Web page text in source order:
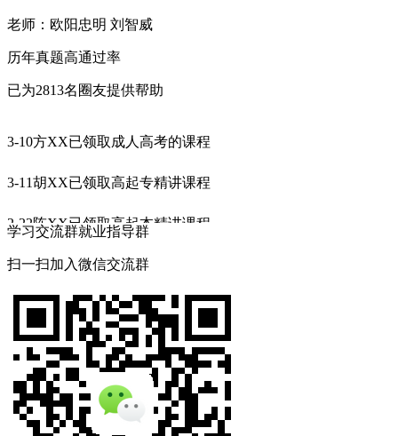
老师：欧阳忠明 刘智威
历年真题高通过率
已为2813名圈友提供帮助
3-10方XX已领取成人高考的课程
3-11胡XX已领取高起专精讲课程
2-22陈XX已领取高起本精讲课程
2-21董XX已领取专升本精讲课程
3-10周XX已领取成人高考的课程
3-11韩XX已领取高起专精讲课程
赵XX已领取高起本精讲课程
2-21 董XX已领取专升本精讲课程
学习交流群就业指导群
扫一扫加入微信交流群